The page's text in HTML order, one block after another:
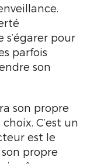
pour
parfois
son
son propre
C’est un
est le
propre